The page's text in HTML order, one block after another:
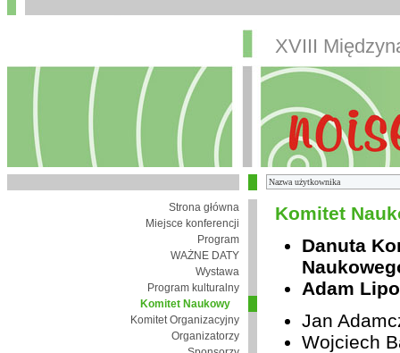
XVIII
Strona główna
Miejsce konferencji
Program
WAŻNE DATY
Wystawa
Program kulturalny
Komitet Naukowy
Komitet Organizacyjny
Organizatorzy
Komitet
Danuta
Adam
Jan
Wojciech